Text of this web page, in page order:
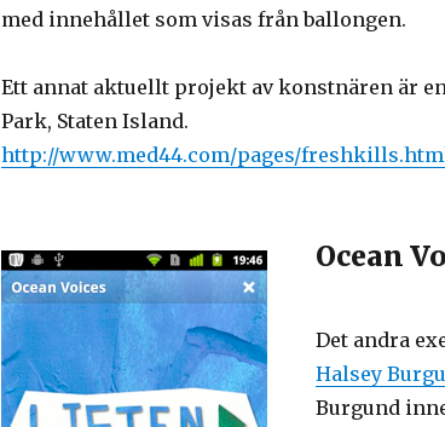
med innehållet som visas från ballongen.
Ett annat aktuellt projekt av konstnären är
Park, Staten Island.
http://www.med44.com/pages/
Ocean
Det andra
Halsey
Burgund